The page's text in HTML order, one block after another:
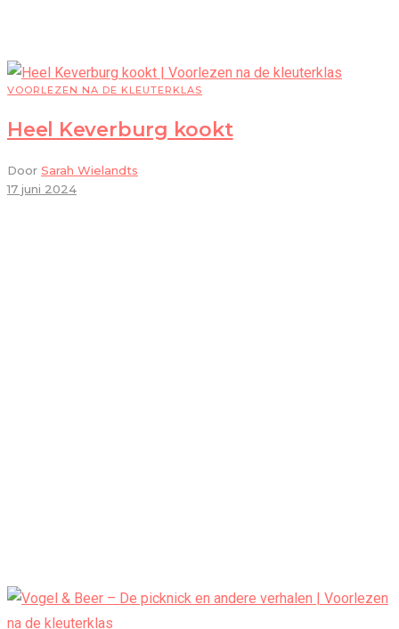
VOORLEZEN NA DE KLEUTERKLAS
Heel Keverburg kookt
Door Sarah Wielandts
17 juni 2024